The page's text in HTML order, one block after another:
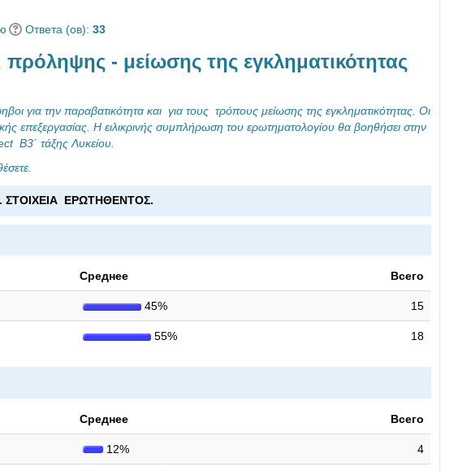
Ответа (ов): 33
- μείωσης της εγκληματικότητας
για την παραβατικότητα και για τους τρόπους μείωσης της εγκληματικότητας. Οι
επεξεργασίας. Η ειλικρινής συμπλήρωση του ερωτηματολογίου θα βοηθήσει στην
Β3΄ τάξης Λυκείου.
ΣΤΟΙΧΕΙΑ ΕΡΩΤΗΘΕΝΤΟΣ.
Среднее Всего
45% 15
55% 18
Среднее Всего
12% 4